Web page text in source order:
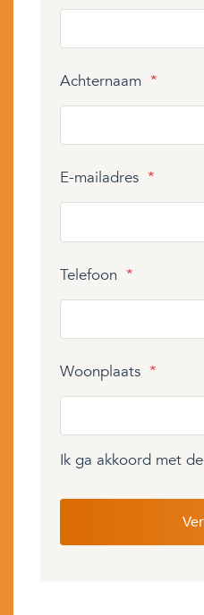
Achternaam *
E-mailadres *
Telefoon *
Woonplaats *
Ik ga akkoord met de